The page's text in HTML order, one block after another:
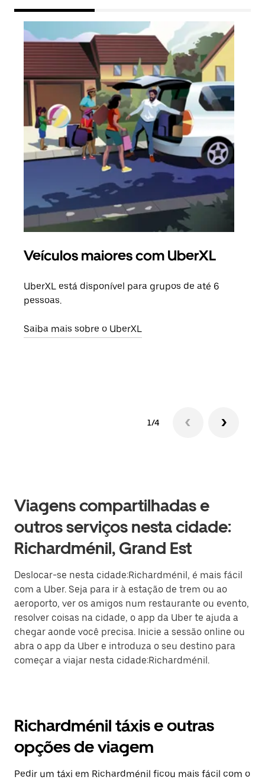
Veículos maiores com UberXL
UberXL está disponível para grupos de até 6
pessoas.
Saiba mais sobre o UberXL
1/4
Viagens compartilhadas e
outros serviços nesta cidade:
Richardménil, Grand Est
Deslocar-se nesta cidade:Richardménil, é mais fácil
com a Uber. Seja para ir à estação de trem ou ao
aeroporto, ver os amigos num restaurante ou evento,
resolver coisas na cidade, o app da Uber te ajuda a
chegar aonde você precisa. Inicie a sessão online ou
abra o app da Uber e introduza o seu destino para
começar a viajar nesta cidade:Richardménil.
Richardménil táxis e outras
opções de viagem
Pedir um táxi em Richardménil ficou mais fácil com o